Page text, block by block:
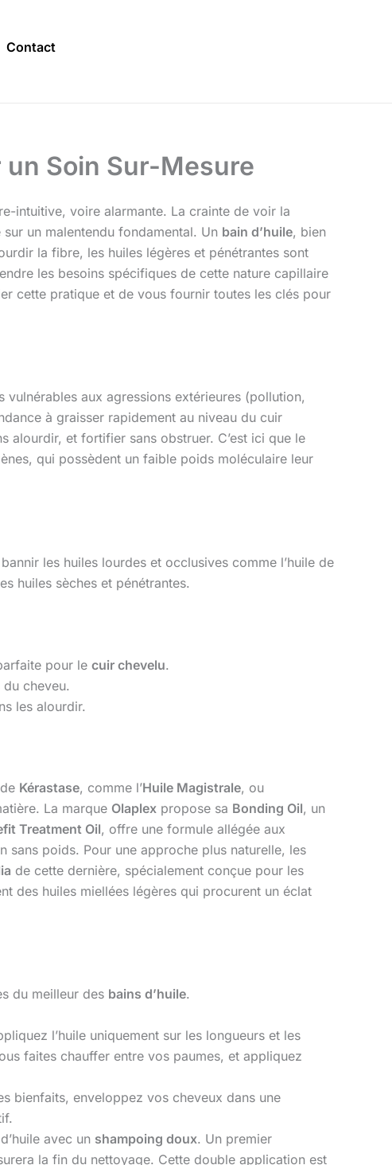
Contact
un Soin Sur-Mesure
intuitive, voire alarmante. La crainte de voir la
un malentendu fondamental. Un bain d’huile, bien
la fibre, les huiles légères et pénétrantes sont
les besoins spécifiques de cette nature capillaire
cette pratique et de vous fournir toutes les clés pour
aux agressions extérieures (pollution,
à graisser rapidement au niveau du cuir
et fortifier sans obstruer. C’est ici que le
qui possèdent un faible poids moléculaire leur
les huiles lourdes et occlusives comme l’huile de
huiles sèches et pénétrantes.
pour le cuir chevelu.
cheveu.
les alourdir.
Kérastase, comme l’Huile Magistrale, ou
La marque Olaplex propose sa Bonding Oil, un
Treatment Oil, offre une formule allégée aux
sans poids. Pour une approche plus naturelle, les
de cette dernière, spécialement conçue pour les
des huiles miellées légères qui procurent un éclat
du meilleur des bains d’huile.
l’huile uniquement sur les longueurs et les
faites chauffer entre vos paumes, et appliquez
bienfaits, enveloppez vos cheveux dans une
avec un shampoing doux. Un premier
la fin du nettoyage. Cette double application est